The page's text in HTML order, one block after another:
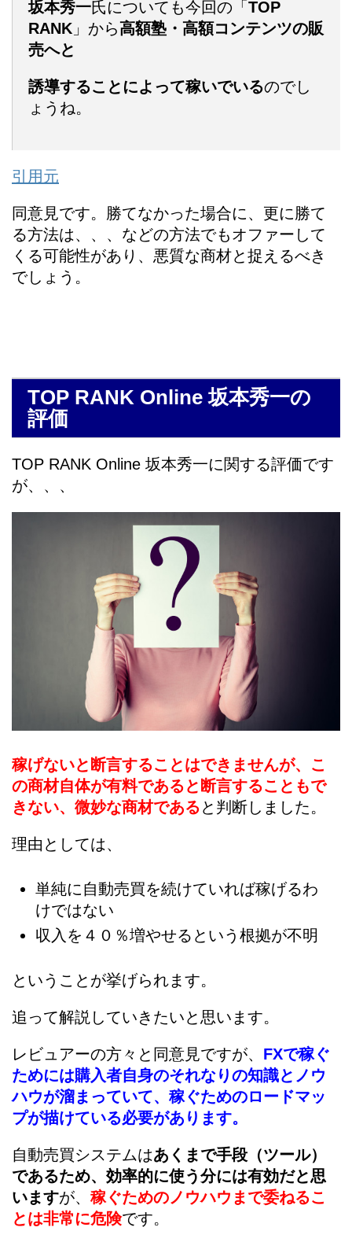
坂本秀一氏についても今回の「 TOP
RANK 」から高額塾・高額コンテンツの販
売へと
誘導すること によって稼いでいるのでし
ょうね。
引用元
同意見です。勝てなかった場合に、更に勝て
る方法は、、、などの方法でもオファーして
くる可能性があり、悪質な商材と捉えるべき
でしょう。
TOP RANK Online 坂本秀一の
評価
TOP RANK Online 坂本秀一に関する評価です
が、、、
稼げないと断言することはできませんが、こ
の商材自体が有料であると断言することもで
きない、微妙な商材であると判断しました。
理由としては、
単純に自動売買を続けていれば稼げるわ
けではない
収入を４０％増やせるという根拠が不明
ということが挙げられます。
追って解説していきたいと思います。
レビュアーの方々と同意見ですが、 FXで稼ぐ
ためには購入者自身のそれなりの知識とノウ
ハウが溜まっていて、稼ぐためのロードマッ
プが描けている必要があります。
自動売買システムはあくまで手段（ツール）
であるため、効率的に使う分には有効だと思
いますが、 稼ぐためのノウハウまで委ねるこ
とは非常に危険です。